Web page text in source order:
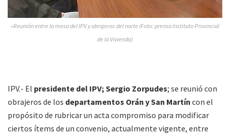
»Reunión entre la mesa del IPV y obrajeros del norte (Foto: prensa Instituto Provincial
de la Vivienda)
IPV.- El presidente del IPV; Sergio Zorpudes; se reunió con
obrajeros de los departamentos Orán y San Martín con el
propósito de rubricar un acta compromiso para modificar
ciertos ítems de un convenio, actualmente vigente, entre